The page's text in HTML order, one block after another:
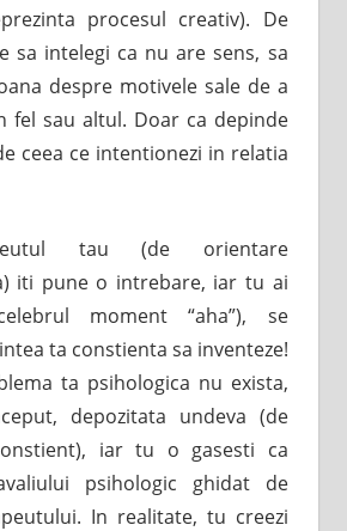
procesul creativ). De
sa intelegi ca nu are sens, sa
despre motivele sale de a
fel sau altul. Doar ca depinde
ceea ce intentionezi in relatia
tau (de orientare
iti pune o intrebare, iar tu ai
moment “aha”), se
ta constienta sa inventeze!
ta psihologica nu exista,
depozitata undeva (de
iar tu o gasesti ca
psihologic ghidat de
In realitate, tu creezi